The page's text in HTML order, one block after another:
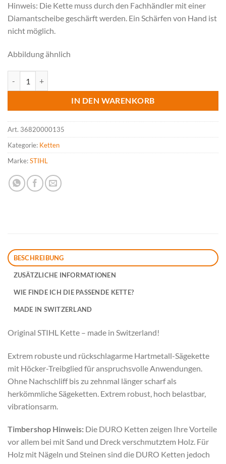
Hinweis: Die Kette muss durch den Fachhändler mit einer
Diamantscheibe geschärft werden. Ein Schärfen von Hand ist
nicht möglich.
Abbildung ähnlich
IN DEN WARENKORB
Art. 36820000135
Kategorie: Ketten
Marke:STIHL
BESCHREIBUNG
ZUSÄTZLICHE INFORMATIONEN
WIE FINDE ICH DIE PASSENDE KETTE?
MADE IN SWITZERLAND
Original STIHL Kette – made in Switzerland!
Extrem robuste und rückschlagarme Hartmetall-Sägekette
mit Höcker-Treibglied für anspruchsvolle Anwendungen.
Ohne Nachschliff bis zu zehnmal länger scharf als
herkömmliche Sägeketten. Extrem robust, hoch belastbar,
vibrationsarm.
Timbershop Hinweis: Die DURO Ketten zeigen Ihre Vorteile
vor allem bei mit Sand und Dreck verschmutztem Holz. Für
Holz mit Nägeln und Steinen sind die DURO Ketten jedoch